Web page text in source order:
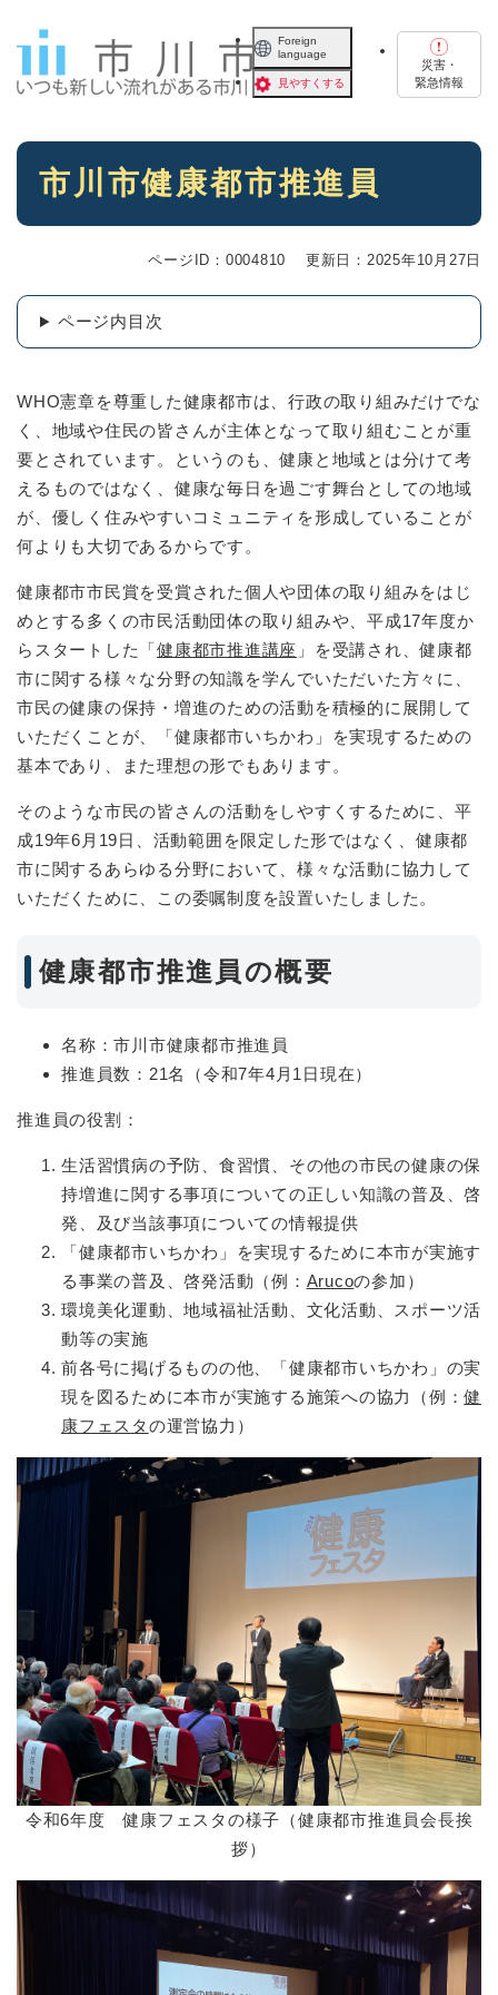
Foreign
language
見やすくする
災害・
緊急情報
本
市川市健康都市推進員
ページID：0004810 更新日：2025年10月27日
ページ内目次
WHO憲章を尊重した健康都市は、行政の取り組みだけでな
く、地域や住民の皆さんが主体となって取り組むことが重
要とされています。というのも、健康と地域とは分けて考
えるものではなく、健康な毎日を過ごす舞台としての地域
が、優しく住みやすいコミュニティを形成していることが
何よりも大切であるからです。
健康都市市民賞を受賞された個人や団体の取り組みをはじ
めとする多くの市民活動団体の取り組みや、平成17年度か
らスタートした「健康都市推進講座 」を受講され、健康都
市に関する様々な分野の知識を学んでいただいた方々に、
市民の健康の保持・増進のための活動を積極的に展開して
いただくことが、「健康都市いちかわ」を実現するための
基本であり、また理想の形でもあります。
そのような市民の皆さんの活動をしやすくするために、平
成19年6月19日、活動範囲を限定した形ではなく、健康都
市に関するあらゆる分野において、様々な活動に協力して
いただくために、この委嘱制度を設置いたしました。
健康都市推進員の概要
名称：市川市健康都市推進員
推進員数：21名（令和7年4月1日現在）
推進員の役割：
生活習慣病の予防、食習慣、その他の市民の健康の保
持増進に関する事項についての正しい知識の普及、啓
発、及び当該事項についての情報提供
「健康都市いちかわ」を実現するために本市が実施す
る事業の普及、啓発活動（例： Arucoの参加）
環境美化運動、地域福祉活動、文化活動、スポーツ活
動等の実施
前各号に掲げるものの他、「健康都市いちかわ」の実
現を図るために本市が実施する施策への協力（例：健
康フェスタの運営協力）
令和6年度 健康フェスタの様子（健康都市推進員会長挨
拶）